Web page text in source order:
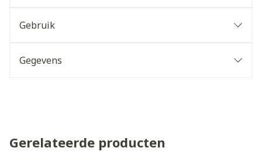
Gebruik
Gegevens
Gerelateerde producten